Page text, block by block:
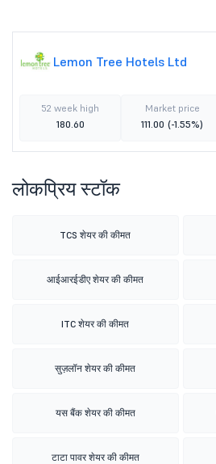
Lemon Tree Hotels Ltd
52 week high
180.60
Market price
111.00 (-1.55%)
लोकप्रिय स्टॉक
TCS शेयर की कीमत
आईआरईडीए शेयर की कीमत
ITC शेयर की कीमत
सुज़लॉन शेयर की कीमत
यस बैंक शेयर की कीमत
टाटा पावर शेयर की कीमत